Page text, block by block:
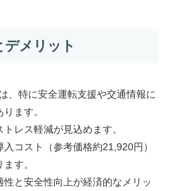
メリット
、特に安全運転支援や交通情報に
ます。
レス軽減が見込めます。
コスト（参考価格約21,920円）
す。
と安全性向上が経済的なメリッ